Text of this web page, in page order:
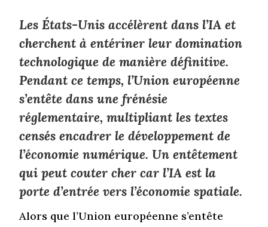
Les États-Unis accélèrent dans l’IA et
cherchent à entériner leur domination
technologique de manière définitive.
Pendant ce temps, l’Union européenne
s’entête dans une frénésie
réglementaire, multipliant les textes
censés encadrer le développement de
l’économie numérique. Un entêtement
qui peut couter cher car l’IA est la
porte d’entrée vers l’économie spatiale.
Alors que l’Union européenne s’entête